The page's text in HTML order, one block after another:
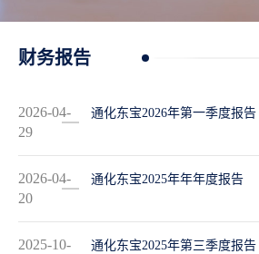
财务报告
2026-04-
29
通化东宝2026年第一季度报告
2026-04-
20
通化东宝2025年年年度报告
2025-10-
通化东宝2025年第三季度报告